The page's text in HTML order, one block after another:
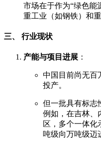
市场在于作为“绿色能
重工业（如钢铁）和
三、 行业现状
产能与项目进展 ：
中国目前尚无百
投产。
但一批具有标志
例如，在吉林、
区，多个一体
吨级向万吨级迈